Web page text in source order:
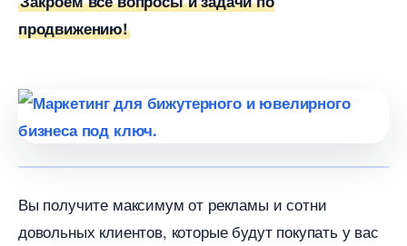
продвижению!
ы получите максимум от рекламы и сотни
довольных клиентов, которые будут покупать у вас